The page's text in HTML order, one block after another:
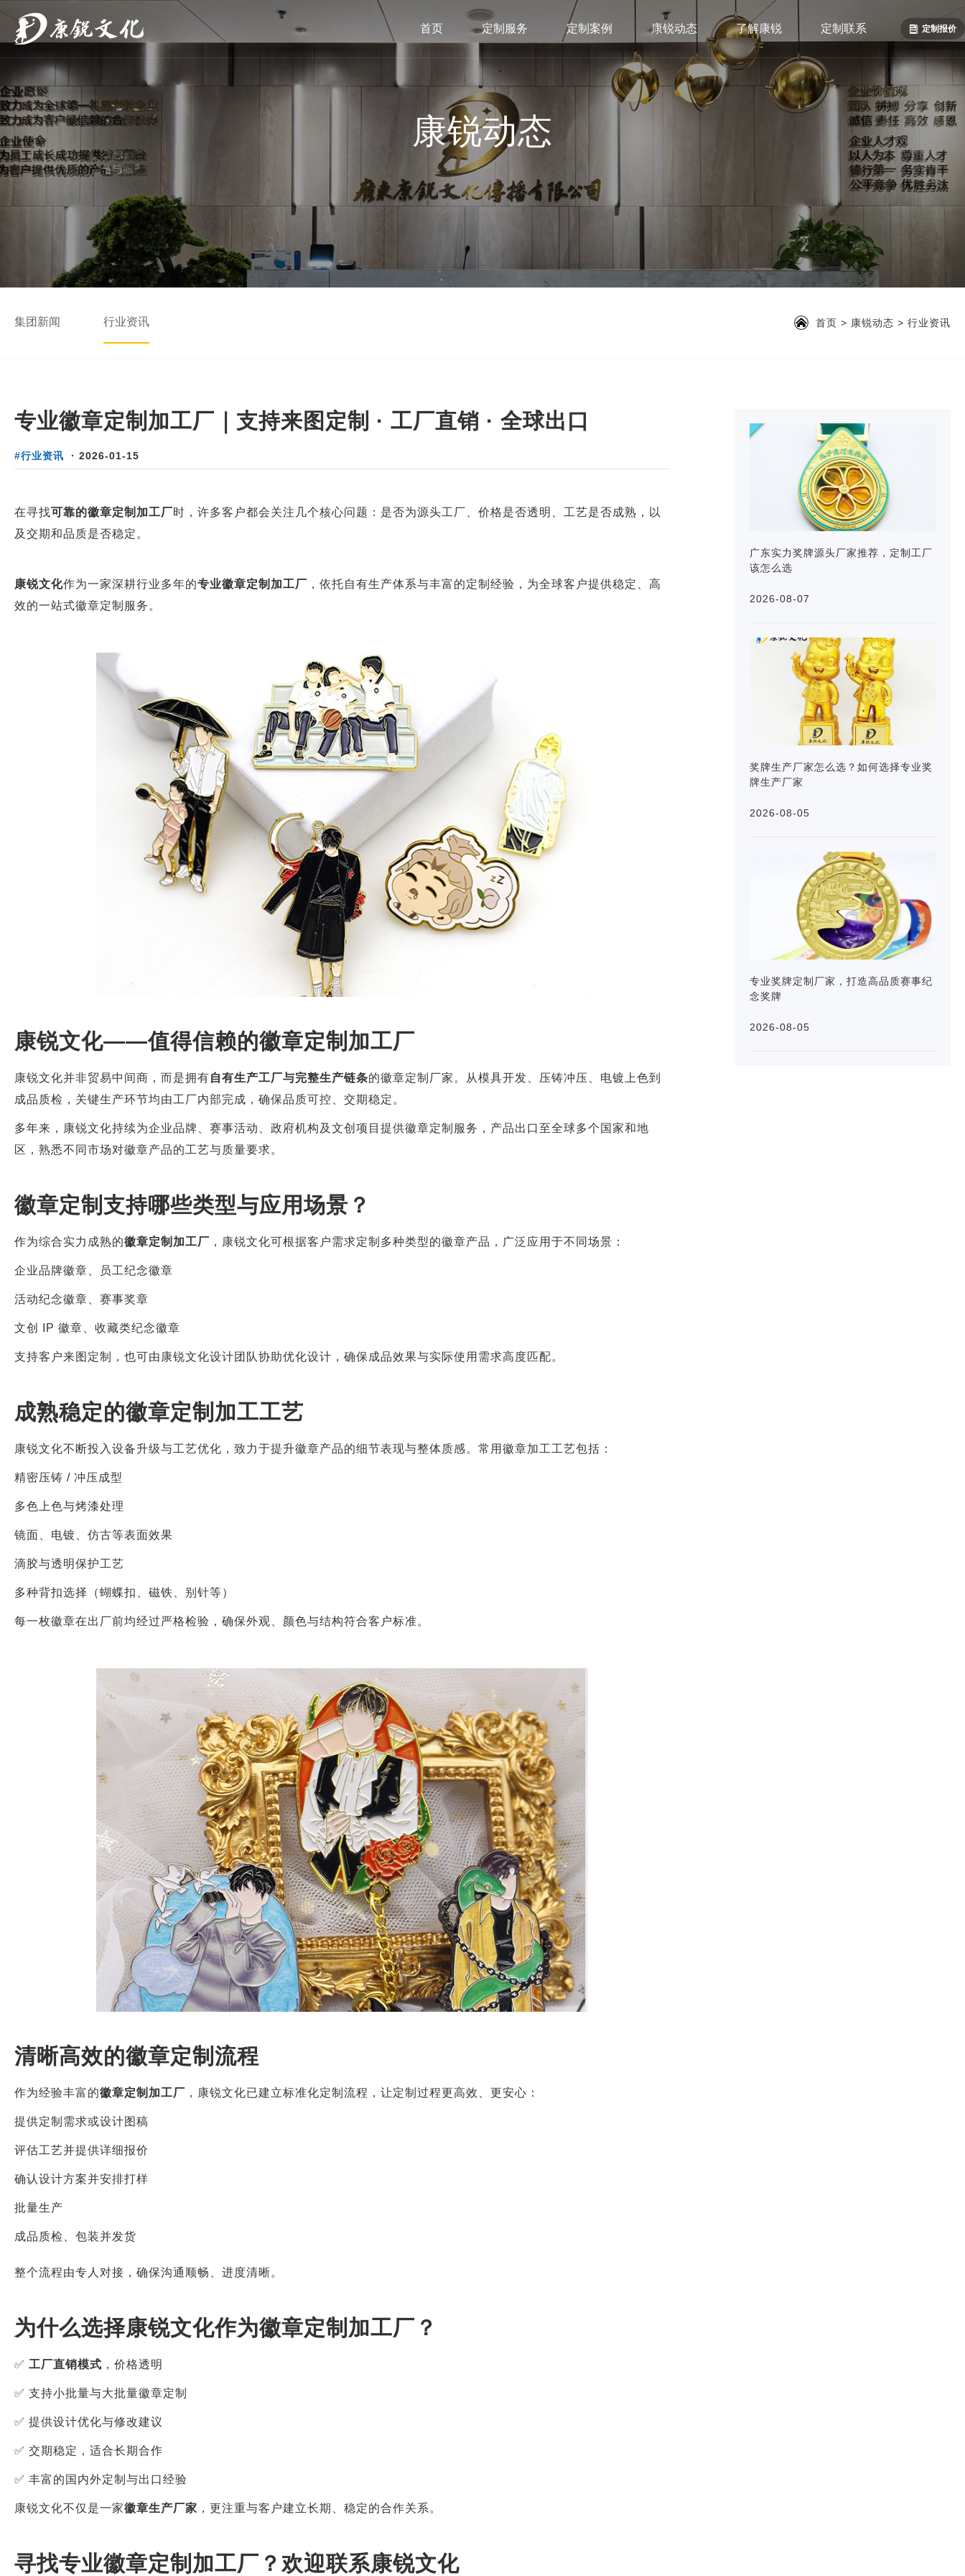
首页 定制服务 定制案例 康锐动态 了解康锐 定制联系 定制报价
康锐动态
集团新闻 行业资讯 首页 > 康锐动态 > 行业资讯
专业徽章定制加工厂｜支持来图定制 · 工厂直销 · 全球出口
#行业资讯 · 2026-01-15
在寻找可靠的徽章定制加工厂时，许多客户都会关注几个核心问题：是否为源头工厂、价格是否透明、工艺是否成熟，以
及交期和品质是否稳定。
康锐文化作为一家深耕行业多年的专业徽章定制加工厂 ，依托自有生产体系与丰富的定制经验，为全球客户提供稳定、高
效的一站式徽章定制服务。
康锐文化——值得信赖的徽章定制加工厂
康锐文化并非贸易中间商，而是拥有自有生产工厂与完整生产链条的徽章定制厂家。从模具开发、压铸冲压、电镀上色到
成品质检，关键生产环节均由工厂内部完成，确保品质可控、交期稳定。
多年来，康锐文化持续为企业品牌、赛事活动、政府机构及文创项目提供徽章定制服务，产品出口至全球多个国家和地
区，熟悉不同市场对徽章产品的工艺与质量要求。
徽章定制支持哪些类型与应用场景？
作为综合实力成熟的徽章定制加工厂 ，康锐文化可根据客户需求定制多种类型的徽章产品，广泛应用于不同场景：
企业品牌徽章、员工纪念徽章
活动纪念徽章、赛事奖章
文创 IP 徽章、收藏类纪念徽章
支持客户来图定制，也可由康锐文化设计团队协助优化设计，确保成品效果与实际使用需求高度匹配。
成熟稳定的徽章定制加工工艺
康锐文化不断投入设备升级与工艺优化，致力于提升徽章产品的细节表现与整体质感。常用徽章加工工艺包括：
精密压铸 / 冲压成型
多色上色与烤漆处理
镜面、电镀、仿古等表面效果
滴胶与透明保护工艺
多种背扣选择（蝴蝶扣、磁铁、别针等）
每一枚徽章在出厂前均经过严格检验，确保外观、颜色与结构符合客户标准。
清晰高效的徽章定制流程
作为经验丰富的徽章定制加工厂 ，康锐文化已建立标准化定制流程，让定制过程更高效、更安心：
提供定制需求或设计图稿
评估工艺并提供详细报价
确认设计方案并安排打样
批量生产
成品质检、包装并发货
整个流程由专人对接，确保沟通顺畅、进度清晰。
为什么选择康锐文化作为徽章定制加工厂？
✅工厂直销模式 ，价格透明
✅ 支持小批量与大批量徽章定制
✅ 提供设计优化与修改建议
✅ 交期稳定，适合长期合作
✅ 丰富的国内外定制与出口经验
康锐文化不仅是一家徽章生产厂家 ，更注重与客户建立长期、稳定的合作关系。
寻找专业徽章定制加工厂？欢迎联系康锐文化
广东实力奖牌源头厂家推荐，定制工厂
该怎么选
2026-08-07
奖牌生产厂家怎么选？如何选择专业奖
牌生产厂家
2026-08-05
专业奖牌定制厂家，打造高品质赛事纪
念奖牌
2026-08-05